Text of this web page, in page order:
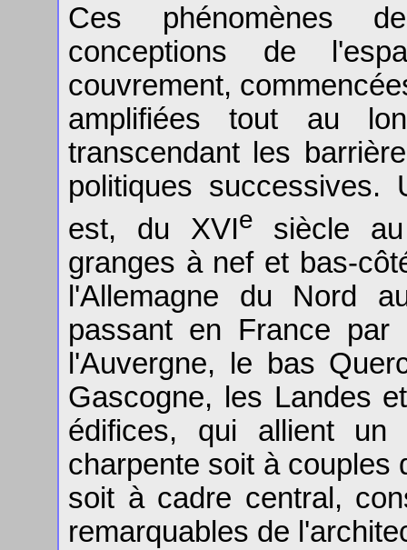
Ces phénomènes
conceptions de
couvrement,
amplifiées tout au
transcendant les
politiques successives.
est, du XVIe
siècle
granges à nef et bas-
l'Allemagne du Nord
passant en France par
l'Auvergne, le bas
Gascogne, les Landes
édifices, qui allient
charpente soit à couples
soit à cadre central,
remarquables de